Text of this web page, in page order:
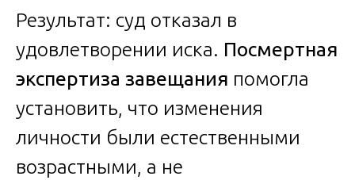
Результат: суд отказал в
удовлетворении иска. Посмертная
экспертиза завещания помогла
установить, что изменения
личности были естественными
возрастными, а не